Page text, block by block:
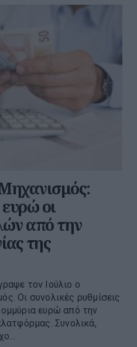
οι
από την
της
τον Ιούλιο ο
Οι συνολικές ρυθμίσεις
ευρώ από την
Συνολικά,